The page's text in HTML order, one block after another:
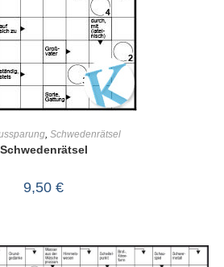
, Schwedenrätsel
Schwedenrätsel
9,50 €